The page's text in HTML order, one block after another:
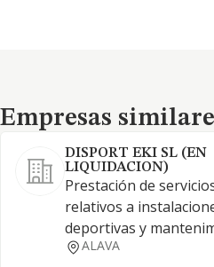
Empresas similares
Empresas
DISPORT EKI SL (EN
LIQUIDACION)
Prestación de
relativos a
deportivas y
ALAVA